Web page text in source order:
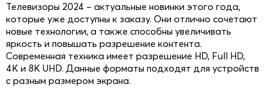
Телевизоры 2024 – актуальные новинки этого года,
которые уже доступны к заказу. Они отлично сочетают
новые технологии, а также способны увеличивать
яркость и повышать разрешение контента.
Современная техника имеет разрешение HD, Full HD,
4K и 8K UHD. Данные форматы подходят для устройств
с разным размером экрана.